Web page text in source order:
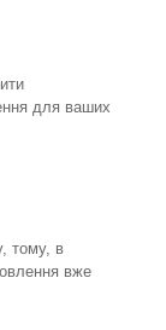
для ваших
тому, в
вже